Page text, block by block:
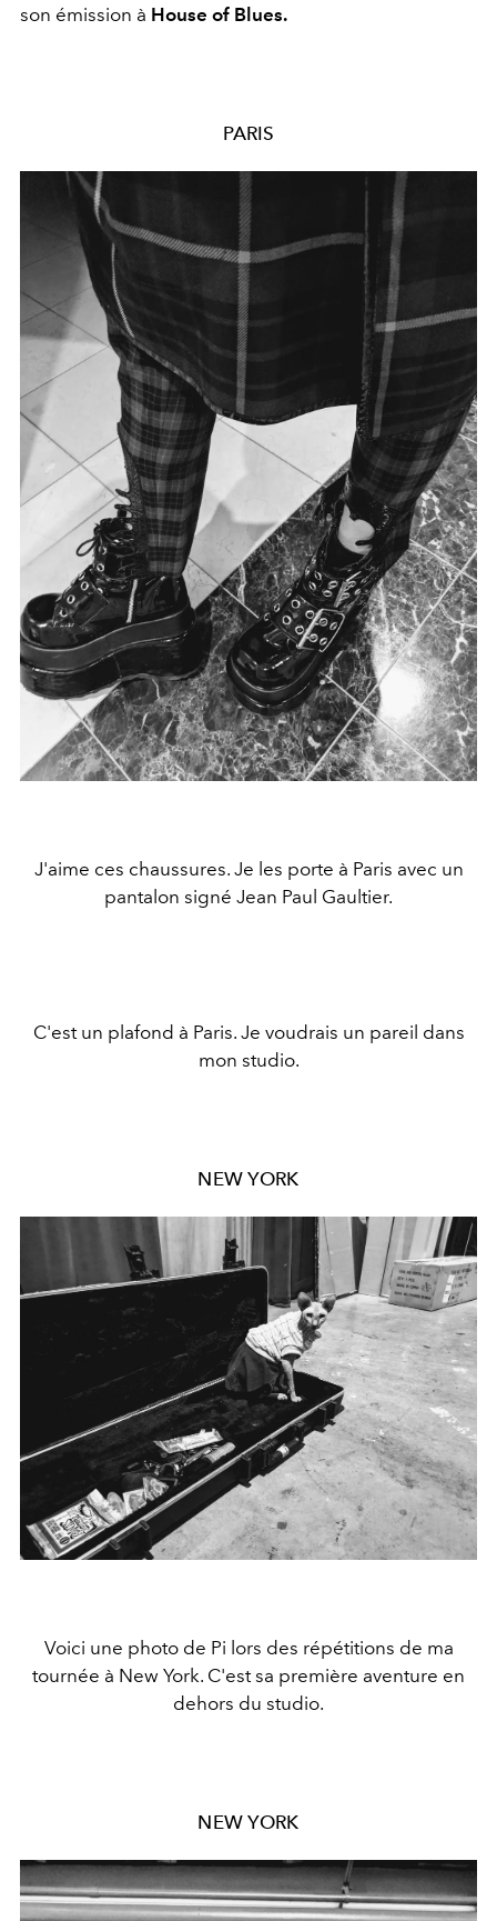
son émission à House of Blues.
PARIS
J'aime ces chaussures. Je les porte à Paris avec un
pantalon signé Jean Paul Gaultier.
C'est un plafond à Paris. Je voudrais un pareil dans
mon studio.
NEW YORK
Voici une photo de Pi lors des répétitions de ma
tournée à New York. C'est sa première aventure en
dehors du studio.
NEW YORK